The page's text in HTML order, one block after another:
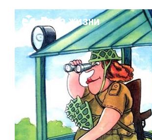
Поза жизни